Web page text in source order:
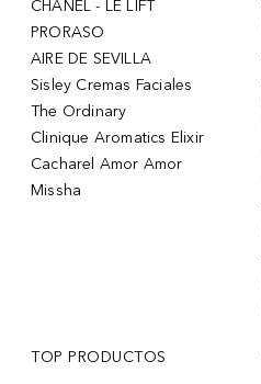
CHANEL - LE LIFT
PRORASO
AIRE DE SEVILLA
Sisley Cremas Faciales
The Ordinary
Clinique Aromatics Elixir
Cacharel Amor Amor
Missha
TOP PRODUCTOS